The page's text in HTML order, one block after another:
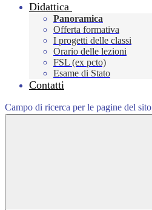
Didattica
Panoramica
Offerta formativa
I progetti delle classi
Orario delle lezioni
FSL (ex pcto)
Esame di Stato
Contatti
Campo di ricerca per le pagine del sito